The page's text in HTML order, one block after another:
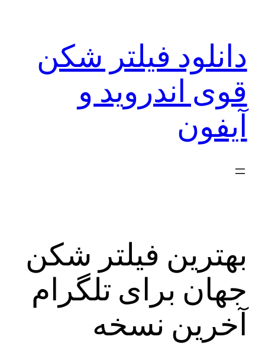
دانلود فیلتر شکن
قوی اندروید و
آیفون
بهترین فیلتر شکن
جهان برای تلگرام
آخرین نسخه